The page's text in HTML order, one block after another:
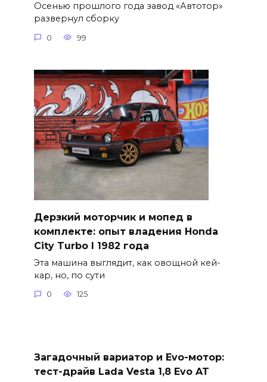
Осенью прошлого года завод «Автотор»
развернул сборку
0 99
Дерзкий моторчик и мопед в
комплекте: опыт владения Honda
City Turbo I 1982 года
Эта машина выглядит, как овощной кей-
кар, но, по сути
0 125
Загадочный вариатор и Evo-мотор:
тест-драйв Lada Vesta 1,8 Evo AT